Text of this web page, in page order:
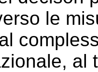
le
al